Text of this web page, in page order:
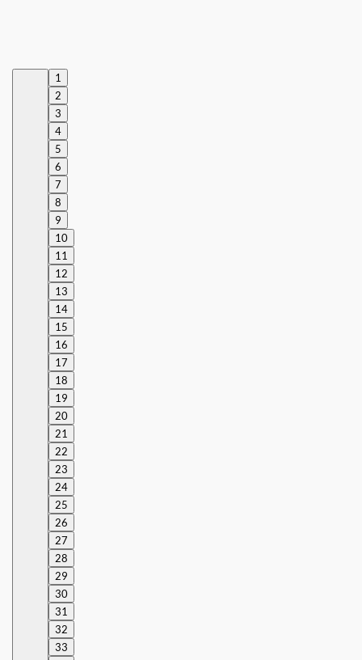
1
2
3
4
5
6
7
8
9
10
11
12
13
14
15
16
17
18
19
20
21
22
23
24
25
26
27
28
29
30
31
32
33